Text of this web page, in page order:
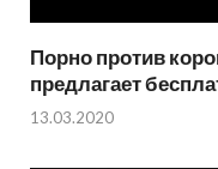
Порно против
предлагает
13.03.2020